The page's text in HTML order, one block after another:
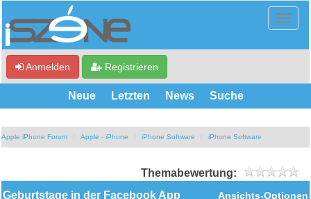
Anmelden Registrieren
Neue Letzten News Suche
Apple iPhone Forum Apple - iPhone iPhone Software iPhone Software
Themabewertung:
Ansichts-Optionen
Geburtstage in der Facebook App